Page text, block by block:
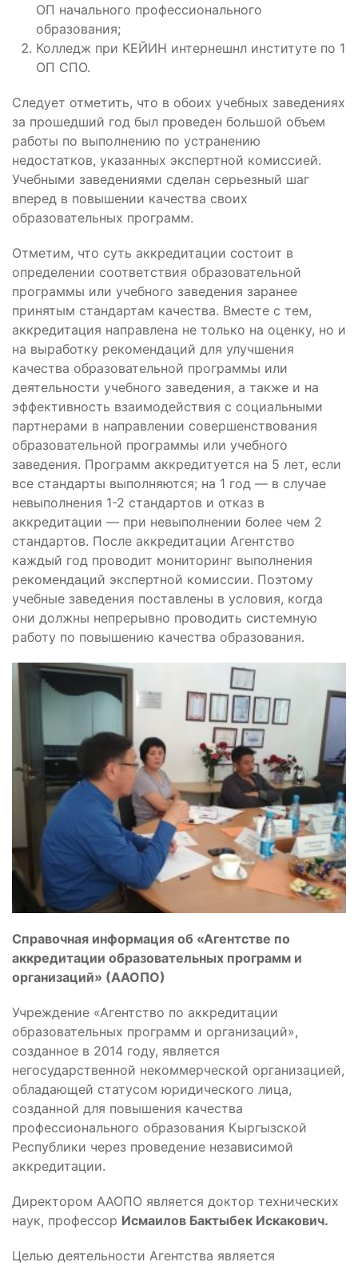
ОП начального профессионального
образования;
Колледж при КЕЙИН интернешнл институте по 1
ОП СПО.
Следует отметить, что в обоих учебных заведениях
за прошедший год был проведен большой объем
работы по выполнению по устранению
недостатков, указанных экспертной комиссией.
Учебными заведениями сделан серьезный шаг
вперед в повышении качества своих
образовательных программ.
Отметим, что суть аккредитации состоит в
определении соответствия образовательной
программы или учебного заведения заранее
принятым стандартам качества. Вместе с тем,
аккредитация направлена не только на оценку, но и
на выработку рекомендаций для улучшения
качества образовательной программы или
деятельности учебного заведения, а также и на
эффективность взаимодействия с социальными
партнерами в направлении совершенствования
образовательной программы или учебного
заведения. Программ аккредитуется на 5 лет, если
все стандарты выполняются; на 1 год — в случае
невыполнения 1-2 стандартов и отказ в
аккредитации — при невыполнении более чем 2
стандартов. После аккредитации Агентство
каждый год проводит мониторинг выполнения
рекомендаций экспертной комиссии. Поэтому
учебные заведения поставлены в условия, когда
они должны непрерывно проводить системную
работу по повышению качества образования.
Справочная информация об «Агентстве по
аккредитации образовательных программ и
организаций» (ААОПО)
Учреждение «Агентство по аккредитации
образовательных программ и организаций»,
созданное в 2014 году, является
негосударственной некоммерческой организацией,
обладающей статусом юридического лица,
созданной для повышения качества
профессионального образования Кыргызской
Республики через проведение независимой
аккредитации.
Директором ААОПО является доктор технических
наук, профессор Исмаилов Бактыбек Искакович.
Целью деятельности Агентства является